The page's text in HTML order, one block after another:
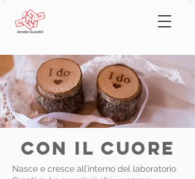
CON IL CUORE
Nasce e cresce all’interno del laboratorio